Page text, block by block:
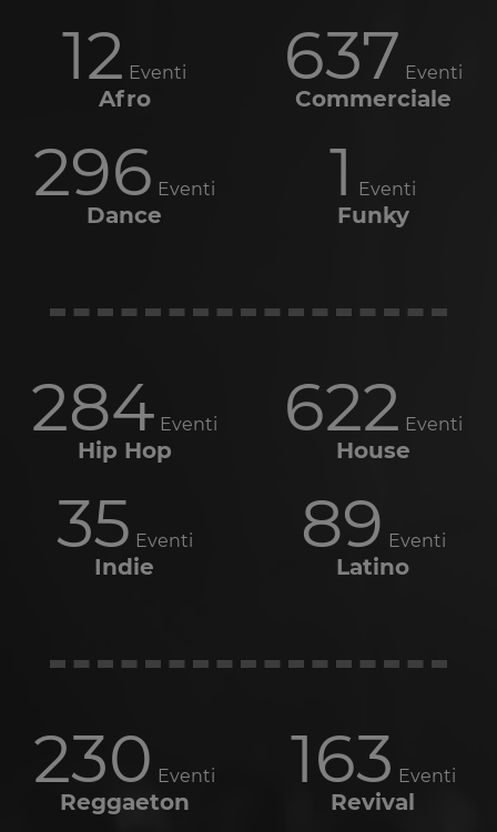
12 Eventi
Afro
637 Eventi
Commerciale
296 Eventi
Dance
1 Eventi
Funky
284 Eventi
Hip Hop
622 Eventi
House
35 Eventi
Indie
89 Eventi
Latino
230 Eventi
Reggaeton
163 Eventi
Revival